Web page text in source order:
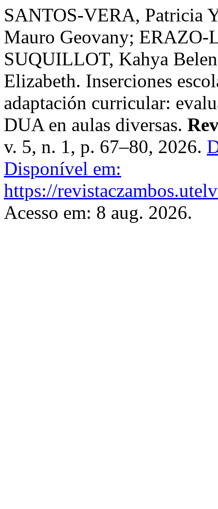
SANTOS-VERA, Patricia
Mauro Geovany; ERAZO-
SUQUILLOT, Kahya
Elizabeth. Inserciones
adaptación curricular:
DUA en aulas diversas.
v. 5, n. 1, p. 67–80, 2026.
Disponível em:
https://
Acesso em: 8 aug. 2026.